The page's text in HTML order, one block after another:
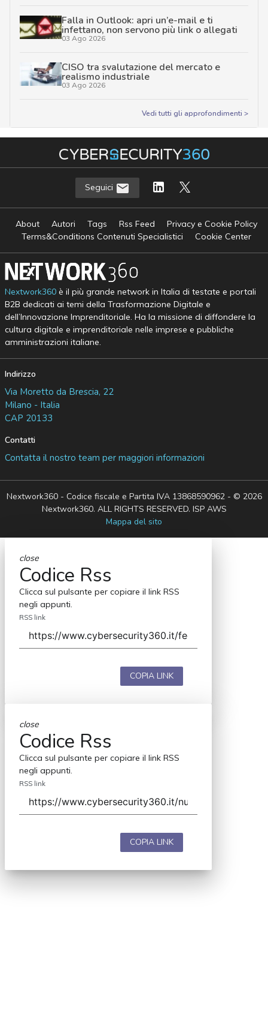
Falla in Outlook: apri un’e-mail e ti
infettano, non servono più link o allegati
03 Ago 2026
CISO tra svalutazione del mercato e
realismo industriale
03 Ago 2026
Vedi tutti gli approfondimenti >
Seguici
About Autori Tags Rss Feed
Privacy e Cookie Policy
Terms&Conditions Contenuti Specialistici
Cookie Center
Nextwork360è il più grande network in Italia di testate e portali
B2B dedicati ai temi della Trasformazione Digitale e
dell’Innovazione Imprenditoriale. Ha la missione di diffondere la
cultura digitale e imprenditoriale nelle imprese e pubbliche
amministrazioni italiane.
Indirizzo
Via Moretto da Brescia, 22
Milano - Italia
CAP 20133
Contatti
Contatta il nostro team per maggiori informazioni
Nextwork360 - Codice fiscale e Partita IVA 13868590962 - © 2026
Nextwork360. ALL RIGHTS RESERVED. ISP AWS
Mappa del sito
close
Codice Rss
Clicca sul pulsante per copiare il link RSS
negli appunti.
RSS link
COPIA LINK
close
Codice Rss
Clicca sul pulsante per copiare il link RSS
negli appunti.
RSS link
COPIA LINK